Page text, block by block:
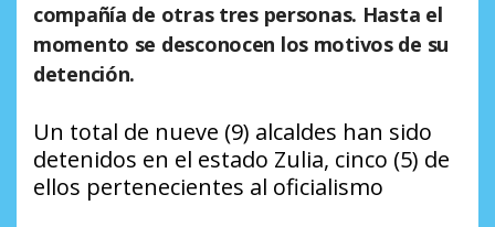
compañía de otras tres personas. Hasta el
momento se desconocen los motivos de su
detención.
Un total de nueve (9) alcaldes han sido
detenidos en el estado Zulia, cinco (5) de
ellos pertenecientes al oficialismo